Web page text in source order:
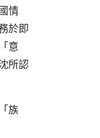
情
於即
意
所認
族